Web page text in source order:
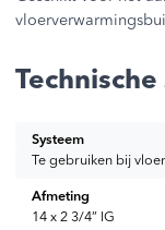
Systeem
Te gebruiken bij
Afmeting
14 x 2 3/4” IG